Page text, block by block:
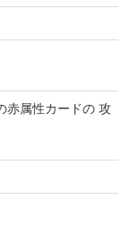
赤属性カードの 攻